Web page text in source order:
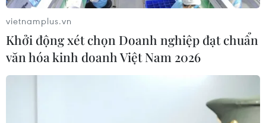
Sri Lanka: Tình hình nằm trong tầm kiểm
vietnamplus.vn
Khởi động xét chọn Doanh nghiệp đạt chuẩn
văn hóa kinh doanh Việt Nam 2026